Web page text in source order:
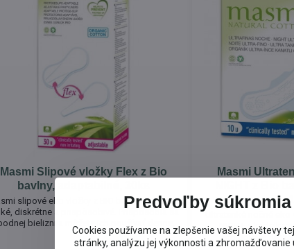
Masmi Slipové vložky Flex z Bio
bavlny, adaptabilné, 30ks
slipové eko vložky z BIO bavlny FLEX. Sú
diskrétne a prispôsobivé. Prispôsobia sa
bielizni a môžete ich používať denne.
Masmi
NIGHT z Bio
Ultratenké nočné eko
NIGHT s
ekologické.
Predvoľby súkromia
Cookies používame na zlepšenie vašej návštevy
stránky, analýzu jej výkonnosti a zhromažďovanie